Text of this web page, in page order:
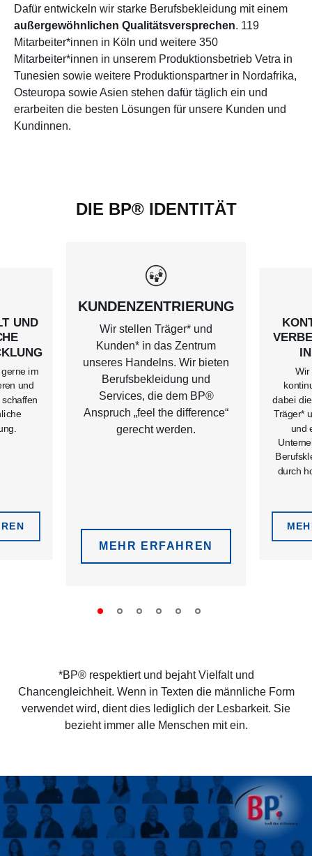
Dafür entwickeln wir starke Berufsbekleidung mit einem
außergewöhnlichen Qualitätsversprechen. 119
Mitarbeiter*innen in Köln und weitere 350
Mitarbeiter*innen in unserem Produktionsbetrieb Vetra in
Tunesien sowie weitere Produktionspartner in Nordafrika,
Osteuropa sowie Asien stehen dafür täglich ein und
erarbeiten die besten Lösungen für unsere Kunden und
Kundinnen.
DIE BP® IDENTITÄT
UND
im
und
KUNDENZENTRIERUNG
Wir stellen Träger* und
Kunden* in das Zentrum
unseres Handelns. Wir bieten
Berufsbekleidung und
Services, die dem BP®
Anspruch „feel the difference“
gerecht werden.
MEHR ERFAHREN
Wir
dabei
Träger*
und
durch
*BP® respektiert und bejaht Vielfalt und
Chancengleichheit. Wenn in Texten die männliche Form
verwendet wird, dient dies lediglich der Lesbarkeit. Sie
bezieht immer alle Menschen mit ein.